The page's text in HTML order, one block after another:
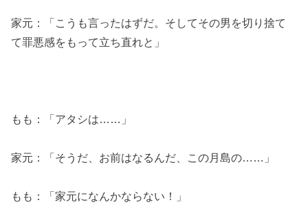
家元：「こうも言ったはずだ。そしてその男を切り捨て
て罪悪感をもって立ち直れと」
もも：「アタシは……」
家元：「そうだ、お前はなるんだ、この月島の……」
もも：「家元になんかならない！」